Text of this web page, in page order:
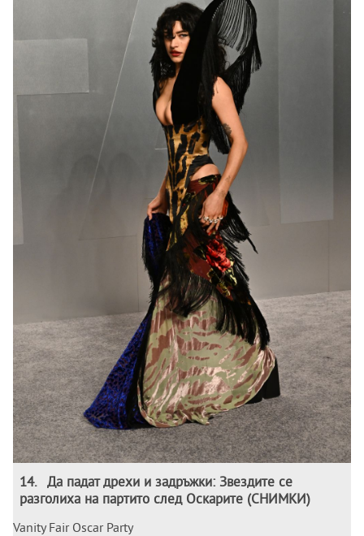
14.
Да падат дрехи и задръжки: Звездите се
разголиха на партито след Оскарите (СНИМКИ)
Vanity Fair Oscar Party